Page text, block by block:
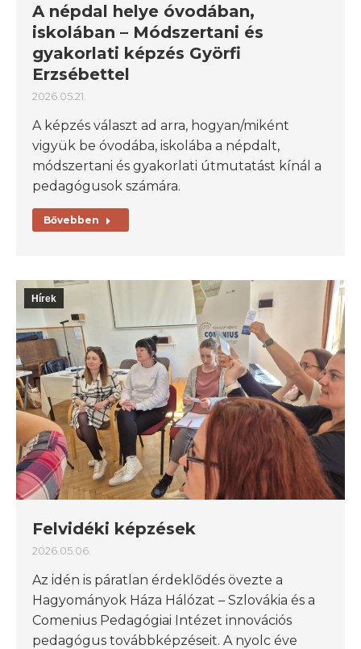
A népdal helye óvodában,
iskolában – Módszertani és
gyakorlati képzés Györfi
Erzsébettel
2026.05.21.
A képzés választ ad arra, hogyan/miként
vigyük be óvodába, iskolába a népdalt,
módszertani és gyakorlati útmutatást kínál a
pedagógusok számára.
Bővebben
Hírek
Felvidéki képzések
2026.05.06.
Az idén is páratlan érdeklődés övezte a
Hagyományok Háza Hálózat – Szlovákia és a
Comenius Pedagógiai Intézet innovációs
pedagógus továbbképzéseit. A nyolc éve